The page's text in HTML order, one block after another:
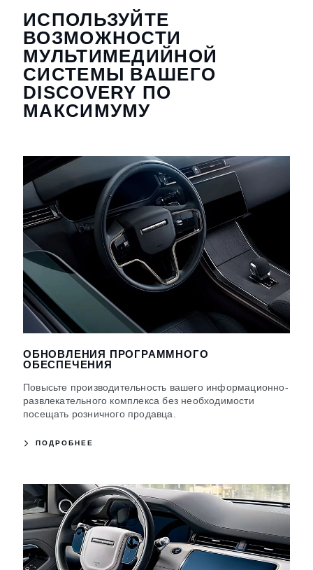
ИСПОЛЬЗУЙТЕ
ВОЗМОЖНОСТИ
МУЛЬТИМЕДИЙНОЙ
СИСТЕМЫ ВАШЕГО
DISCOVERY ПО
МАКСИМУМУ
ОБНОВЛЕНИЯ ПРОГРАММНОГО
ОБЕСПЕЧЕНИЯ
Повысьте производительность вашего информационно-
развлекательного комплекса без необходимости
посещать розничного продавца.
ПОДРОБНЕЕ